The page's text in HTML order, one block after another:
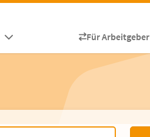
Für Arbeitgeber